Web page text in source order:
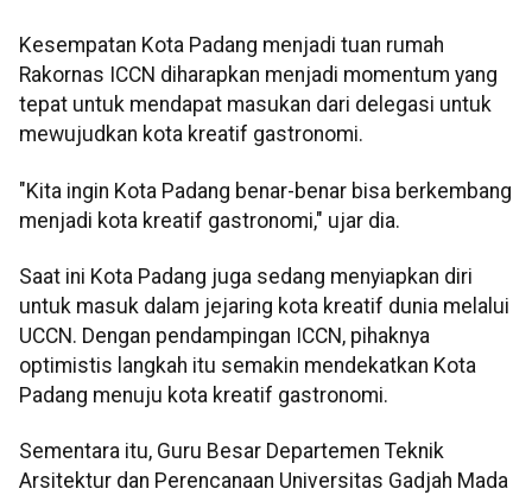
Kesempatan Kota Padang menjadi tuan rumah
Rakornas ICCN diharapkan menjadi momentum yang
tepat untuk mendapat masukan dari delegasi untuk
mewujudkan kota kreatif gastronomi.
"Kita ingin Kota Padang benar-benar bisa berkembang
menjadi kota kreatif gastronomi," ujar dia.
Saat ini Kota Padang juga sedang menyiapkan diri
untuk masuk dalam jejaring kota kreatif dunia melalui
UCCN. Dengan pendampingan ICCN, pihaknya
optimistis langkah itu semakin mendekatkan Kota
Padang menuju kota kreatif gastronomi.
Sementara itu, Guru Besar Departemen Teknik
Arsitektur dan Perencanaan Universitas Gadjah Mada